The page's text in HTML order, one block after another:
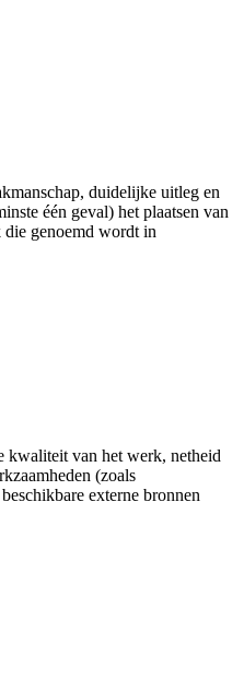
duidelijke uitleg en
één geval) het plaatsen van
die genoemd wordt in
kwaliteit van het werk, netheid
(zoals
externe bronnen